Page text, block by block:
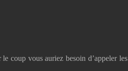
coup vous auriez besoin d’appeler les